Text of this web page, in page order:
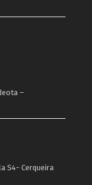
–
S4- Cerqueira